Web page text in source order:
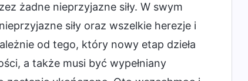
żadne nieprzyjazne siły. W swym
siły oraz wszelkie herezje i
od tego, który nowy etap dzieła
a także musi być wypełniany